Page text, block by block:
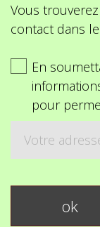
Vous
contact dans
En
pour